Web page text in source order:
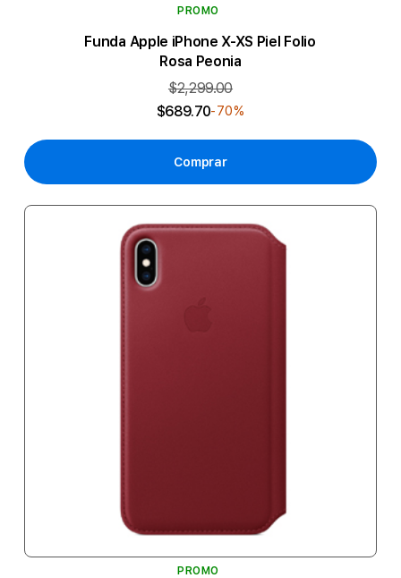
PROMO
Funda Apple iPhone X-XS Piel Folio
Rosa Peonia
$2,299.00
$689.70-70%
Comprar
PROMO